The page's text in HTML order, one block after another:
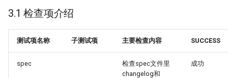
3.1 检查项介绍
测试项名称 子测试项 主要检查内容 SUCCESS
spec
检查spec文件里
changelog和
成功